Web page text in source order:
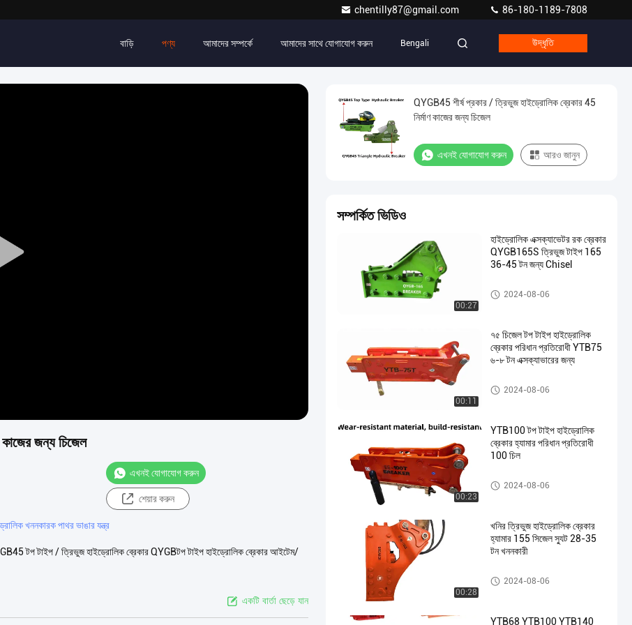
chentilly87@gmail.com 86-180-1189-7808
বাড়ি পণ্য আমাদের সম্পর্কে আমাদের সাথে যোগাযোগ করুন Bengali উদ্ধৃতি
Play
জন্য চিজেল
এখনই যোগাযোগ করুন
শেয়ার করুন
খননকারক পাথর ভাঙার যন্ত্র
টপ টাইপ / ত্রিভুজ হাইড্রোলিক ব্রেকার QYGBটপ টাইপ হাইড্রোলিক ব্রেকার আইটেম/
একটি বার্তা ছেড়ে যান
QYGB45 শীর্ষ প্রকার / ত্রিভুজ হাইড্রোলিক ব্রেকার 45
নির্মাণ কাজের জন্য চিজেল
এখনই যোগাযোগ করুন আরও জানুন
সম্পর্কিত ভিডিও
00:27
হাইড্রোলিক এক্সক্যাভেটর রক ব্রেকার
QYGB165S ত্রিভুজ টাইপ 165
36-45 টন জন্য Chisel
হাইড্রোলিক ব্রেকার হ্যামার
2024-08-06
00:11
৭৫ চিজেল টপ টাইপ হাইড্রোলিক
ব্রেকার পরিধান প্রতিরোধী YTB75
৬-৮ টন এক্সক্যাভারের জন্য
হাইড্রোলিক ব্রেকার হ্যামার
2024-08-06
00:23
YTB100 টপ টাইপ হাইড্রোলিক
ব্রেকার হ্যামার পরিধান প্রতিরোধী
100 চিল
হাইড্রোলিক ব্রেকার হ্যামার
2024-08-06
00:28
খনির ত্রিভুজ হাইড্রোলিক ব্রেকার
হ্যামার 155 সিজেল স্যুট 28-35
টন খননকারী
হাইড্রোলিক ব্রেকার হ্যামার
2024-08-06
YTB68 YTB100 YTB140